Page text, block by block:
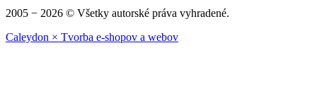
2005 − 2026 © Všetky autorské práva vyhradené.
Caleydon × Tvorba e-shopov a webov